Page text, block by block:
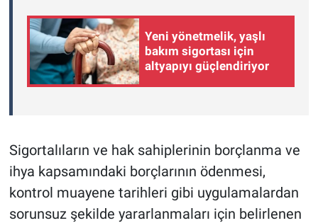
Yeni yönetmelik, yaşlı
bakım sigortası için
altyapıyı güçlendiriyor
Sigortalıların ve hak sahiplerinin borçlanma ve
ihya kapsamındaki borçlarının ödenmesi,
kontrol muayene tarihleri gibi uygulamalardan
sorunsuz şekilde yararlanmaları için belirlenen